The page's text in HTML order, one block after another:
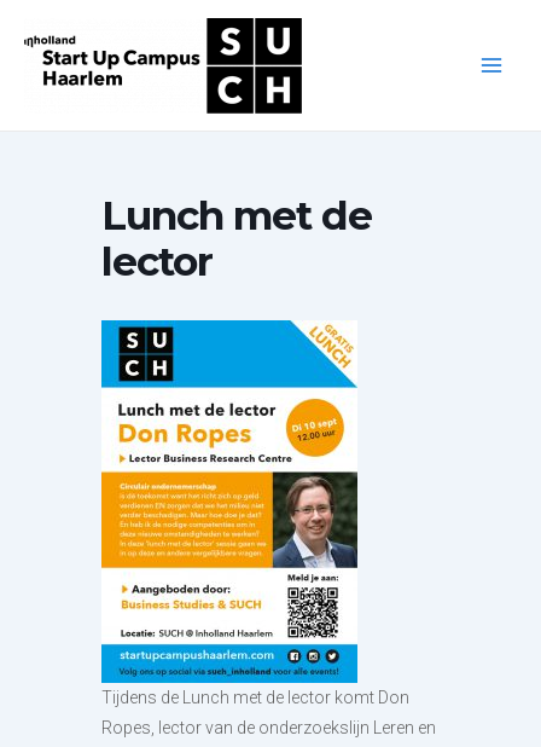
naar
Lunch met de
lector
Tijdens de Lunch met de lector komt Don
Ropes, lector van de onderzoekslijn Leren en